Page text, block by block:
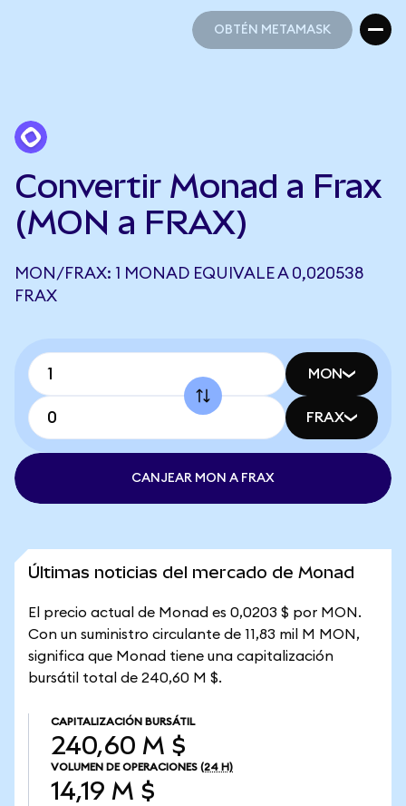
OBTÉN METAMASK
Convertir Monad a Frax
(MON a FRAX)
MON/FRAX: 1 MONAD EQUIVALE A 0,020538
FRAX
MON
FRAX
CANJEAR MON A FRAX
Últimas noticias del mercado de Monad
El precio actual de Monad es 0,0203 $ por MON.
Con un suministro circulante de 11,83 mil M MON,
significa que Monad tiene una capitalización
bursátil total de 240,60 M $.
CAPITALIZACIÓN BURSÁTIL
240,60 M $
VOLUMEN DE OPERACIONES (24 H)
14,19 M $